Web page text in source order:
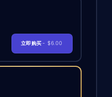
立即购买- $6.00